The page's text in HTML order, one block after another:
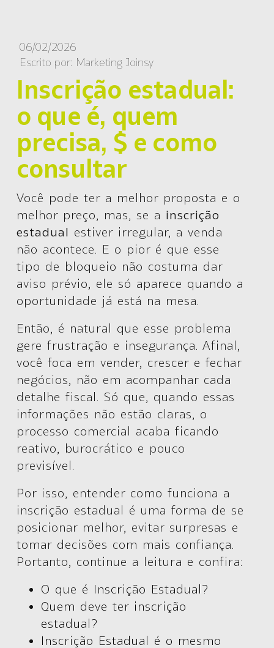
06/02/2026
Escrito por: Marketing Joinsy
Inscrição estadual:
o que é, quem
precisa, $ e como
consultar
Você pode ter a melhor proposta e o
melhor preço, mas, se a inscrição
estadual estiver irregular, a venda
não acontece. E o pior é que esse
tipo de bloqueio não costuma dar
aviso prévio, ele só aparece quando a
oportunidade já está na mesa.
Então, é natural que esse problema
gere frustração e insegurança. Afinal,
você foca em vender, crescer e fechar
negócios, não em acompanhar cada
detalhe fiscal. Só que, quando essas
informações não estão claras, o
processo comercial acaba ficando
reativo, burocrático e pouco
previsível.
Por isso, entender como funciona a
inscrição estadual é uma forma de se
posicionar melhor, evitar surpresas e
tomar decisões com mais confiança.
Portanto, continue a leitura e confira:
O que é Inscrição Estadual?
Quem deve ter inscrição
estadual?
Inscrição Estadual é o mesmo